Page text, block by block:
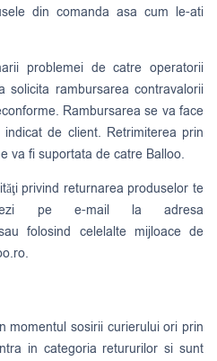
din comanda asa cum le-ati
problemei de catre operatorii
solicita rambursarea contravalorii
Rambursarea se va face
de client. Retrimiterea prin
va fi suportata de catre Balloo.
privind returnarea produselor te
pe e-mail la adresa
folosind celelalte mijloace de
momentul sosirii curierului ori prin
in categoria retururilor si sunt